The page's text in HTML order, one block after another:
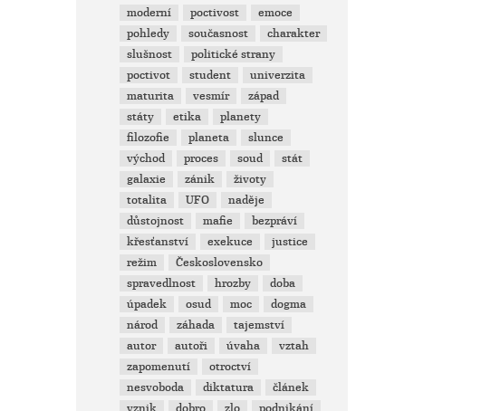
moderní
poctivost
emoce
pohledy
současnost
charakter
slušnost
politické strany
poctivot
student
univerzita
maturita
vesmír
západ
státy
etika
planety
filozofie
planeta
slunce
východ
proces soud
stát
galaxie
zánik
životy
totalita
UFO
naděje
důstojnost
mafie
bezpráví
křesťanství
exekuce
justice
režim
Československo
spravedlnost
hrozby
doba
úpadek
osud moc
dogma
národ
záhada
tajemství
autor
autoři úvaha
vztah
zapomenutí
otroctví
nesvoboda
diktatura
článek